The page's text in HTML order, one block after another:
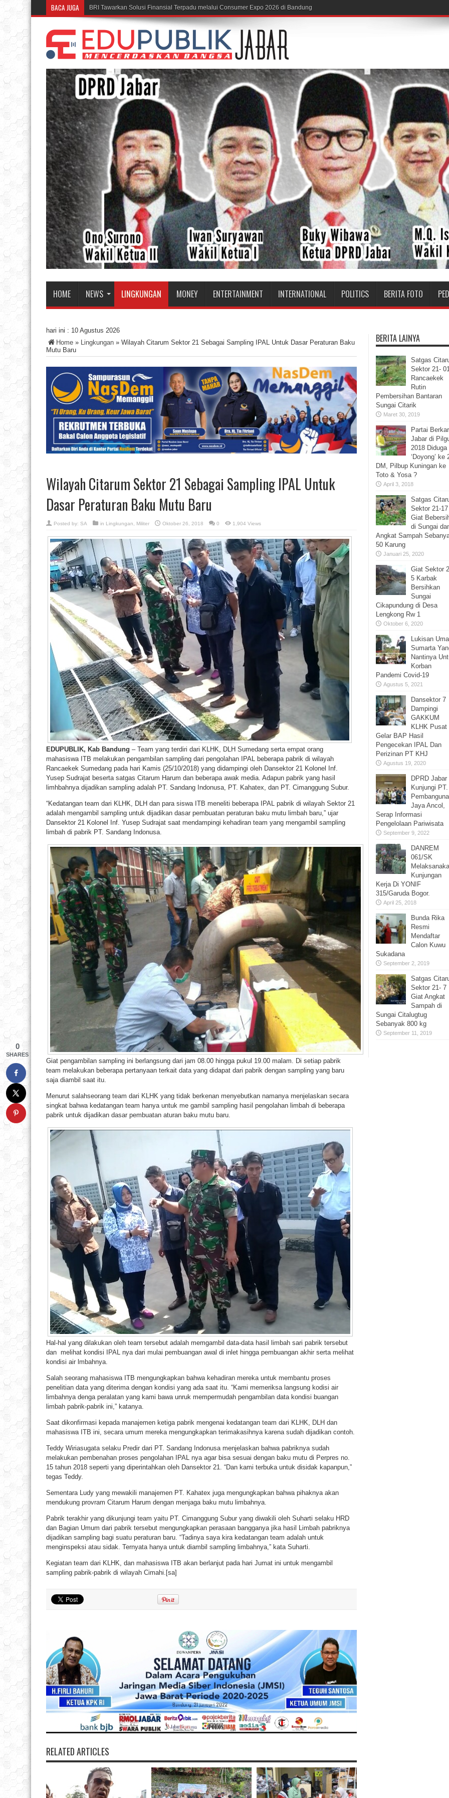
BACA JUGA Rumah BUMN BRI Bandung Cetak UMKM Insp
HOME NEWS LINGKUNGAN MONEY ENTERTAINMENT INTERNATIONAL POLITICS BERITA FOTO
hari ini : 10 Agustus 2026
Home » Lingkungan » Wilayah Citarum Sektor 21 Sebagai Sampling IPAL Untuk Dasar Peraturan Baku
Mutu Baru
Wilayah Citarum Sektor 21 Sebagai Sampling IPAL Untuk
Dasar Peraturan Baku Mutu Baru
Posted by: SA in Lingkungan, Militer Oktober 26, 2018 0 1,904 Views
EDUPUBLIK, Kab Bandung – Team yang terdiri dari KLHK, DLH Sumedang serta empat orang
mahasiswa ITB melakukan pengambilan sampling dari pengolahan IPAL beberapa pabrik di wilayah
Rancaekek Sumedang pada hari Kamis (25/10/2018) yang didampingi oleh Dansektor 21 Kolonel Inf.
Yusep Sudrajat beserta satgas Citarum Harum dan beberapa awak media. Adapun pabrik yang hasil
limhbahnya dijadikan sampling adalah PT. Sandang Indonusa, PT. Kahatex, dan PT. Cimanggung Subur.
“Kedatangan team dari KLHK, DLH dan para siswa ITB meneliti beberapa IPAL pabrik di wilayah Sektor 21
adalah mengambil sampling untuk dijadikan dasar pembuatan peraturan baku mutu limbah baru,” ujar
Dansektor 21 Kolonel Inf. Yusep Sudrajat saat mendampingi kehadiran team yang mengambil sampling
limbah di pabrik PT. Sandang Indonusa.
Giat pengambilan sampling ini berlangsung dari jam 08.00 hingga pukul 19.00 malam. Di setiap pabrik
team melakukan beberapa pertanyaan terkait data yang didapat dari pabrik dengan sampling yang baru
saja diambil saat itu.
Menurut salahseorang team dari KLHK yang tidak berkenan menyebutkan namanya menjelaskan secara
singkat bahwa kedatangan team hanya untuk me gambil sampling hasil pengolahan limbah di beberapa
pabrik untuk dijadikan dasar pembuatan aturan baku mutu baru.
Hal-hal yang dilakukan oleh team tersebut adalah memgambil data-data hasil limbah sari pabrik tersebut
dan melihat kondisi IPAL nya dari mulai pembuangan awal di inlet hingga pembuangan akhir serta melihat
kondisi air lmbahnya.
Salah seorang mahasiswa ITB mengungkapkan bahwa kehadiran mereka untuk membantu proses
penelitian data yang diterima dengan kondisi yang ada saat itu. “Kami memeriksa langsung kodisi air
limbahnya denga peralatan yang kami bawa unruk mempermudah pengambilan data kondisi buangan
limbah pabrik-pabrik ini,” katanya.
Saat dikonfirmasi kepada manajemen ketiga pabrik mengenai kedatangan team dari KLHK, DLH dan
mahasiswa ITB ini, secara umum mereka mengungkapkan terimakasihnya karena sudah dijadikan contoh.
Teddy Wiriasugata selaku Predir dari PT. Sandang Indonusa menjelaskan bahwa pabriknya sudah
melakukan pembenahan proses pengolahan IPAL nya agar bisa sesuai dengan baku mutu di Perpres no.
15 tahun 2018 seperti yang diperintahkan oleh Dansektor 21. “Dan kami terbuka untuk disidak kapanpun,”
tegas Teddy.
Sementara Ludy yang mewakili manajemen PT. Kahatex juga mengungkapkan bahwa pihaknya akan
mendukung provram Citarum Harum dengan menjaga baku mutu limbahnya.
Pabrik terakhir yang dikunjungi team yaitu PT. Cimanggung Subur yang diwakili oleh Suharti selaku HRD
dan Bagian Umum dari pabrik tersebut mengungkapkan perasaan bangganya jika hasil Limbah pabriknya
dijadikan sampling bagi suatu peraturan baru. “Tadinya saya kira kedatangan team adalah untuk
menginspeksi atau sidak. Ternyata hanya untuk diambil sampling limbahnya,” kata Suharti.
Kegiatan team dari KLHK, dan mahasiswa ITB akan berlanjut pada hari Jumat ini untuk mengambil
sampling pabrik-pabrik di wilayah Cimahi.[sa]
RELATED ARTICLES
BERITA LAINYA
Satgas
Sektor 21-
Rancaekek
Rutin
Pembersihan Bantaran
Sungai Citarik
Maret 30, 2019
Partai
Jabar di
2018 Diduga
‘Doyong’ ke
DM, Pilbup Kuningan ke
Toto & Yosa ?
April 3, 2018
Satgas
Sektor 21-17
Giat
di Sungai
Angkat Sampah
50 Karung
Januari 25, 2020
Giat Sektor
5 Karbak
Bersihkan
Sungai
Cikapundung di Desa
Lengkong Rw 1
Oktober 6, 2020
Lukisan
Sumarta
Nantinya
Korban
Pandemi Covid-19
Agustus 5, 2021
Dansektor 7
Dampingi
GAKKUM
KLHK Pusat
Gelar BAP Hasil
Pengecekan IPAL Dan
Perizinan PT KHJ
Agustus 19, 2020
DPRD Jabar
Kunjungi PT.
Jaya Ancol,
Serap Informasi
Pengelolaan Pariwisata
September 9, 2022
DANREM
061/SK
Kunjungan
Kerja Di YONIF
315/Garuda Bogor.
April 25, 2018
Bunda Rika
Resmi
Mendaftar
Calon Kuwu
Sukadana
September 2, 2019
Satgas
Sektor 21- 7
Giat Angkat
Sampah di
Sungai Citalugtug
Sebanyak 800 kg
September 11, 2019
0
SHARES